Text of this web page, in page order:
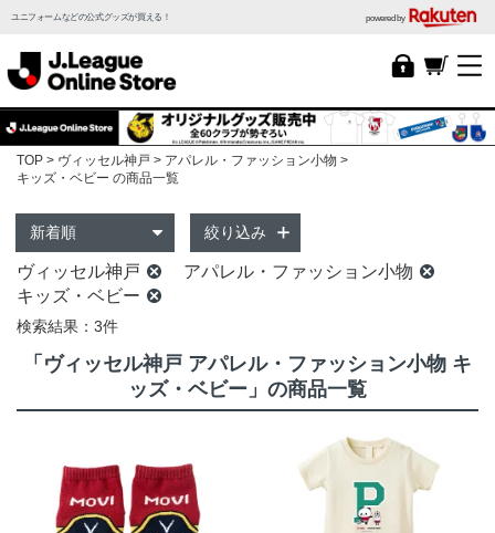
ユニフォームなどの公式グッズが買える！ powered by
TOP ヴィッセル神戸
アパレル・ファッション小物
キッズ・ベビー の商品一覧
絞り込み
ヴィッセル神戸
アパレル・ファッション小物
キッズ・ベビー
検索結果：3件
「ヴィッセル神戸 アパレル・ファッション小物 キ
ッズ・ベビー」の商品一覧